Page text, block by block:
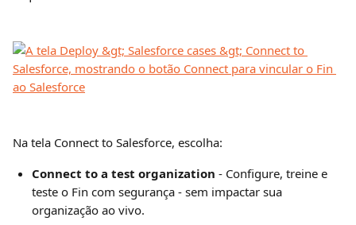
Na tela Connect to Salesforce, escolha:
Connect to a test organization - Configure, treine e
teste o Fin com segurança - sem impactar sua
organização ao vivo.